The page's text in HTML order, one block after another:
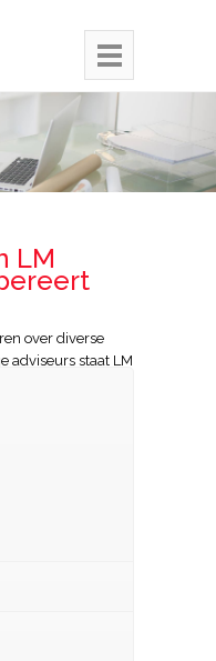
LM
over diverse
adviseurs staat LM